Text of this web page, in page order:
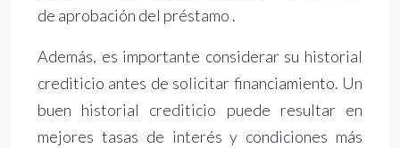
de aprobación del préstamo .
Además, es importante considerar su historial
crediticio antes de solicitar financiamiento. Un
buen historial crediticio puede resultar en
mejores tasas de interés y condiciones más